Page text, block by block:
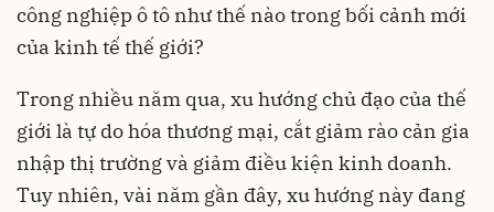
công nghiệp ô tô như thế nào trong bối cảnh mới
của kinh tế thế giới?
Trong nhiều năm qua, xu hướng chủ đạo của thế
giới là tự do hóa thương mại, cắt giảm rào cản gia
nhập thị trường và giảm điều kiện kinh doanh.
Tuy nhiên, vài năm gần đây, xu hướng này đang